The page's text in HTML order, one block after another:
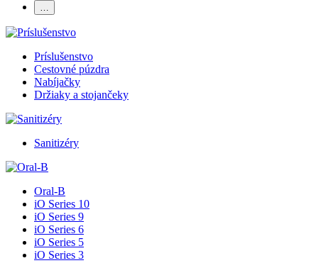
…
Príslušenstvo
Cestovné púzdra
Nabíjačky
Držiaky a stojančeky
Sanitizéry
Oral-B
iO Series 10
iO Series 9
iO Series 6
iO Series 5
iO Series 3